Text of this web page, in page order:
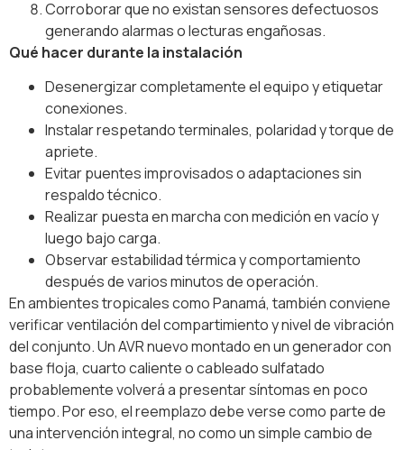
Corroborar que no existan sensores defectuosos
generando alarmas o lecturas engañosas.
Qué hacer durante la instalación
Desenergizar completamente el equipo y etiquetar
conexiones.
Instalar respetando terminales, polaridad y torque de
apriete.
Evitar puentes improvisados o adaptaciones sin
respaldo técnico.
Realizar puesta en marcha con medición en vacío y
luego bajo carga.
Observar estabilidad térmica y comportamiento
después de varios minutos de operación.
En ambientes tropicales como Panamá, también conviene
verificar ventilación del compartimiento y nivel de vibración
del conjunto. Un AVR nuevo montado en un generador con
base floja, cuarto caliente o cableado sulfatado
probablemente volverá a presentar síntomas en poco
tiempo. Por eso, el reemplazo debe verse como parte de
una intervención integral, no como un simple cambio de